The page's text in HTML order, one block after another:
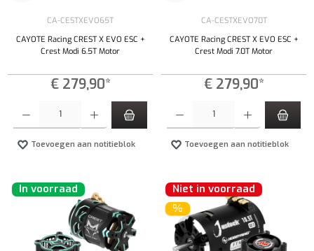
CA-CESTXEVO65T
CAYOTE Racing CREST X EVO ESC +
Crest Modi 6.5T Motor
€ 279,90*
Toevoegen aan notitieblok
CA-CESTXEVO70T
CAYOTE Racing CREST X EVO ESC +
Crest Modi 7.0T Motor
€ 279,90*
Toevoegen aan notitieblok
In voorraad
Niet in voorraad
%